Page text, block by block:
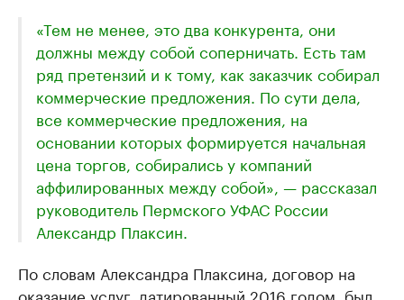
«Тем не менее, это два конкурента, они
должны между собой соперничать. Есть там
ряд претензий и к тому, как заказчик собирал
коммерческие предложения. По сути дела,
все коммерческие предложения, на
основании которых формируется начальная
цена торгов, собирались у компаний
аффилированных между собой», — рассказал
руководитель Пермского УФАС России
Александр Плаксин.
По словам Александра Плаксина, договор на
оказание услуг, датированный 2016 годом, был